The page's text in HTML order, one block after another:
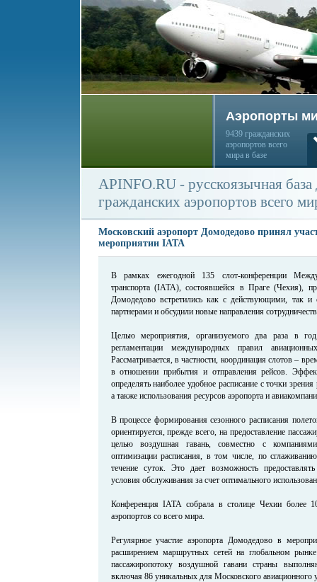
Аэропорты
9439 гражданских
аэропортов всего
мира в базе
APINFO.RU - русскоязычная
гражданских аэропортов всего
Московский аэропорт Домодедово принял
мероприятии IATA
В рамках ежегодной 135 слот-конференции
транспорта (IATA), состоявшейся в Праге (Чехия),
Домодедово встретились как с действующими, так и
партнерами и обсудили новые направления
Целью мероприятия, организуемого два раза в
регламентации международных правил
Рассматривается, в частности, координация слотов –
в отношении прибытия и отправления рейсов.
определять наиболее удобное расписание с точки
а также использования ресурсов аэропорта и
В процессе формирования сезонного расписания
ориентируется, прежде всего, на предоставление
целью воздушная гавань, совместно с
оптимизации расписания, в том числе, по
течение суток. Это дает возможность
условия обслуживания за счет оптимального
Конференция IATA собрала в столице Чехии более
аэропортов со всего мира.
Регулярное участие аэропорта Домодедово в
расширением маршрутных сетей на глобальном
пассажиропотоку воздушной гавани страны
включая 86 уникальных для Московского авиационного